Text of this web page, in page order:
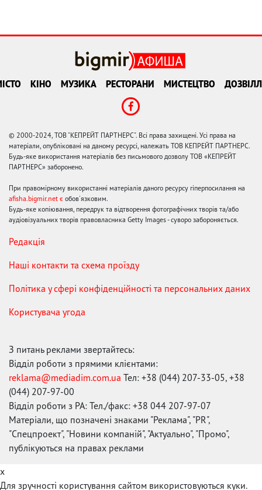
КІНО МУЗИКА РЕСТОРАНИ МИСТЕЦТВО
© 2000-2024, ТОВ "КЕПРЕЙТ ПАРТНЕРС". Всі права захищені. Усі права на
матеріали, опубліковані на даному ресурсі, належать ТОВ КЕПРЕЙТ ПАРТНЕРС.
Будь-яке використання матеріалів без письмового дозволу ТОВ «КЕПРЕЙТ
ПАРТНЕРС» заборонено.
При правомірному використанні матеріалів даного ресурсу гіперпосилання на
afisha.bigmir.net є обов'язковим.
Будь-яке копіювання, передрук та відтворення фотографічних творів та/або
аудіовізуальних творів правовласника Getty Images - суворо забороняється.
Редакція
Наші контакти та схема проїзду
Політика у сфері конфіденційності та персональних даних
Користувача угода
З питань реклами звертайтесь:
Відділ роботи з прямими клієнтами:
reklama@mediadim.com.ua Тел: +38 (044) 207-33-05, +38
(044) 207-97-00
Відділ роботи з РА: Тел./факс: +38 044 207-97-07
Матеріали, що позначені знаками "Реклама", "PR",
"Спецпроект", "Новини компаній", "Актуально", "Промо",
публікуються на правах реклами
x
Для зручності користування сайтом використовуються куки.